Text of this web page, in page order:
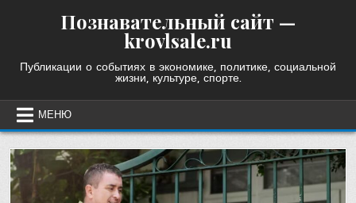
Познавательный сайт —
krovlsale.ru
Публикации о событиях в экономике, политике, социальной
жизни, культуре, спорте.
МЕНЮ